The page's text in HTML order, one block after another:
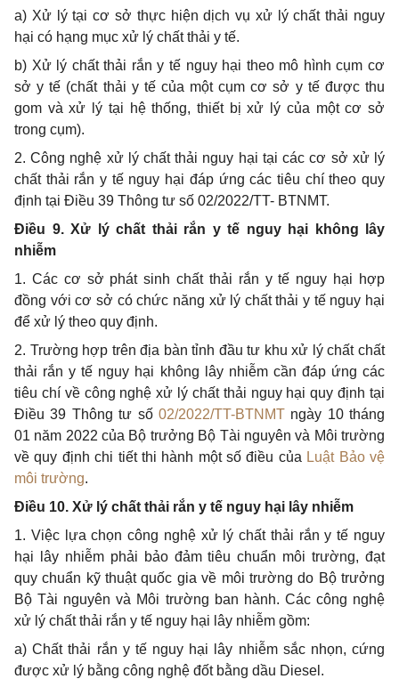
a) Xử lý tại cơ sở thực hiện dịch vụ xử lý chất thải nguy
hại có hạng mục xử lý chất thải y tế.
b) Xử lý chất thải rắn y tế nguy hại theo mô hình cụm cơ
sở y tế (chất thải y tế của một cụm cơ sở y tế được thu
gom và xử lý tại hệ thống, thiết bị xử lý của một cơ sở
trong cụm).
2. Công nghệ xử lý chất thải nguy hại tại các cơ sở xử lý
chất thải rắny tế nguy hại đáp ứng các tiêu chí theo quy
định tại Điều 39 Thông tư số 02/2022/TT- BTNMT.
Điều 9. Xử lý chất thải rắn y tế nguy hại không lây
nhiễm
1. Các cơ sở phát sinh chất thải rắn y tế nguy hại hợp
đồng với cơ sở có chức năng xử lý chất thải y tế nguy hại
để xử lý theo quy định.
2. Trường hợp trên địa bàn tỉnh đầu tư khu xử lý chất chất
thải rắn y tế nguy hại không lây nhiễm cần đáp ứng các
tiêu chí về công nghệ xử lý chất thải nguy hại quy định tại
Điều 39 Thôngtư số 02/2022/TT-BTNMTngày 10 tháng
01 năm 2022 của Bộ trưởng Bộ Tài nguyên và Môi trường
về quy định chi tiết thi hành một số điều của Luật Bảo vệ
môi trường.
Điều 10. Xử lý chất thải rắn y tế nguy hại lây nhiễm
1. Việc lựa chọn công nghệ xử lý chất thải rắny tế nguy
hại lây nhiễm phải bảo đảm tiêu chuẩn môi trường, đạt
quy chuẩn kỹ thuật quốc gia về môi trường do Bộ trưởng
Bộ Tài nguyên và Môi trường ban hành. Các công nghệ
xử lý chất thải rắn y tế nguy hại lây nhiễm gồm:
a) Chất thải rắn y tế nguy hại lây nhiễm sắc nhọn, cứng
được xử lý bằng công nghệ đốt bằng dầu Diesel.